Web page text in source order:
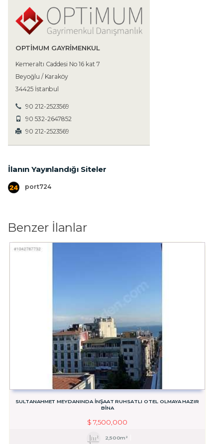
OPTIMUM GAYRIMENKUL
Kemeraltı Caddesi No 16 kat 7
Beyoğlu / Karaköy
34425 İstanbul
90 212-2523569
90 532-2647852
90 212-2523569
İlanın Yayınlandığı Siteler
port724
Benzer İlanlar
SULTANAHMET MEYDANINDA İNŞAAT RUHSATLI OTEL OLMAYA HAZIR
BİNA
$ 7,500,000
2,500m²